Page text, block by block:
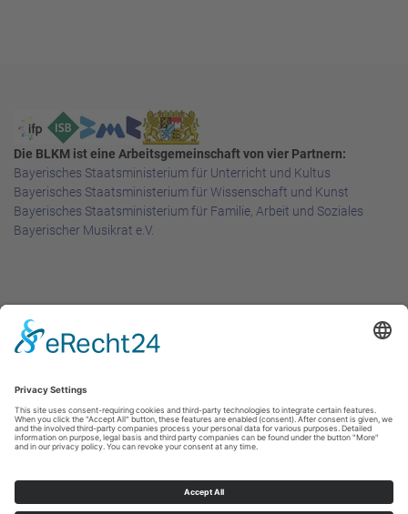
Die BLKM ist eine Arbeitsgemeinschaft von vier Partnern:
Bayerisches Staatsministerium für Unterricht und Kultus
Bayerisches Staatsministerium für Wissenschaft und Kunst
Bayerisches Staatsministerium für Familie, Arbeit und Soziales
Bayerischer Musikrat e.V.
Rechtliches